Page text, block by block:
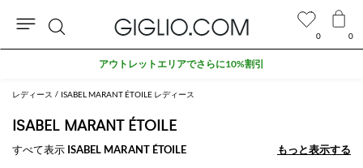
レディース ISABEL MARANT ÉTOILE レディース
ISABEL MARANT ÉTOILE
すべて表示 ISABEL MARANT ÉTOILE もっと表示する
もっと表示する
0 0
検
アウトレットエリアでさらに10%割引